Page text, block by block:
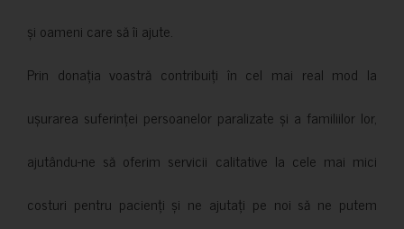
și oameni care să îi ajute.
Prin donația voastră contribuiți în cel mai real mod la
ușurarea suferinței persoanelor paralizate și a familiilor lor,
ajutându-ne să oferim servicii calitative la cele mai mici
costuri pentru pacienți și ne ajutați pe noi să ne putem